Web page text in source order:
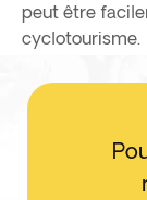
peut être
cyclotourisme.